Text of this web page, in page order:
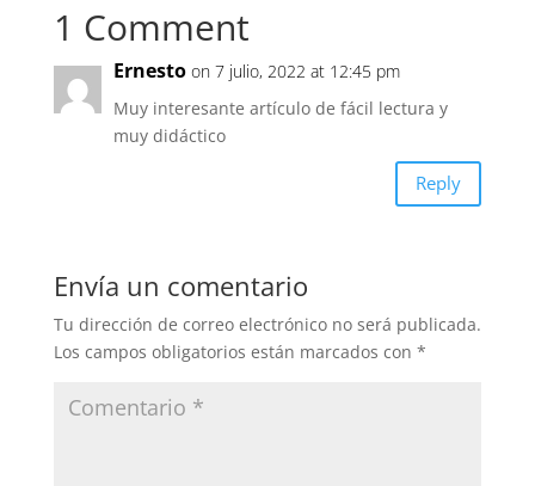
b
o
o
k
n p
p
1 Comment
Ernesto on 7 julio, 2022 at 12:45 pm
Muy interesante artículo de fácil lectura y
muy didáctico
Reply
Envía un comentario
Tu dirección de correo electrónico no será publicada.
Los campos obligatorios están marcados con *